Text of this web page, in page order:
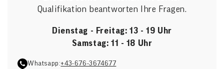
Qualifikation beantworten Ihre Fragen.
Dienstag - Freitag: 13 - 19 Uhr
Samstag: 11 - 18 Uhr
Whatsapp:+43-676-3674677